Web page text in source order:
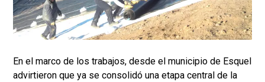
En el marco de los trabajos, desde el municipio de Esquel
advirtieron que ya se consolidó una etapa central de la